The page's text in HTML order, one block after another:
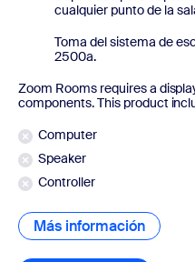
cualquier punto de la
Toma del sistema de
2500a.
Zoom Rooms requires a
components. This product
Computer
Speaker
Controller
Más información Más